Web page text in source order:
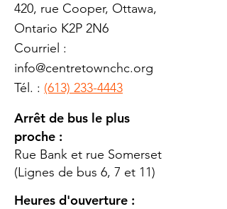
420, rue Cooper, Ottawa,
Ontario K2P 2N6
Courriel :
info@centretownchc.org
Tél. : (613) 233-4443
Arrêt de bus le plus
proche :
Rue Bank et rue Somerset
(Lignes de bus 6, 7 et 11)
Heures d'ouverture :